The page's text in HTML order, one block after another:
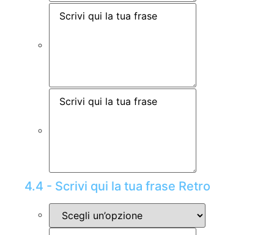
4.4 - Scrivi qui la tua frase Retro